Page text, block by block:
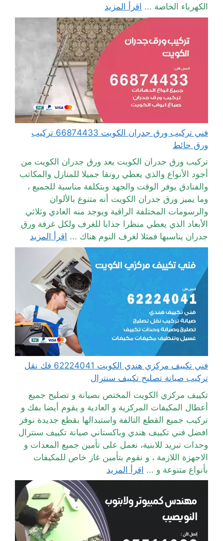
الكهرباء الخاصة ... اقرأ المزيد
فني تركيب ورق جدران الكويت 66874433 تركيب
ورق حائط
تركيب ورق جدران الكويت يعد ورق جدران الكويت من
أجود الأنواع والذي يعطي رونقا جميلا للمنازل والمكاتب
والفنادق يوفر الوقت والجهد وبتكلفة مناسبة للجميع ،
وما يميز ورق جدران الكويت أنه متنوع بالألوان
والرسومات المختلفة الراقية ويوجد منه العادي وثلاثي
الأبعاد الذي يعطي منظرا جذابا للغرف ولكل غرفة ورق
جدران يناسبها فمثلا لغرف النوم هناك ... اقرأ المزيد
فني تكييف مركزي هندي الكويت 62224041 فك نقل
تركيب صيانة تصليح تكييف سنترال
تكييف مركزي الكويت المختص بصيانة و تصليح جميع
أعطال المكيفات المركزية و العادية و يقوم أيضا بفك و
تركيب جميع القطع التالفة واستبدالها بقطع جديدة نوفر
افضل فني تكييف هندي وباكستاني صيانة تكييف سنترال
وحدات تبريد للابنية، نعمل على تأمين جميع المعدات و
الاجهزة اللازمة ، و نقوم بتأمين غاز خاص للمكيفات
بأنواع متنوعة و ... اقرأ المزيد